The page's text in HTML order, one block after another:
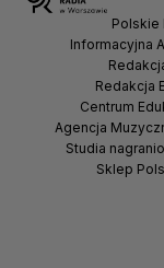
Polskie
Informacyjna
Redakcja
Centrum
Agencja
Studia
Sklep